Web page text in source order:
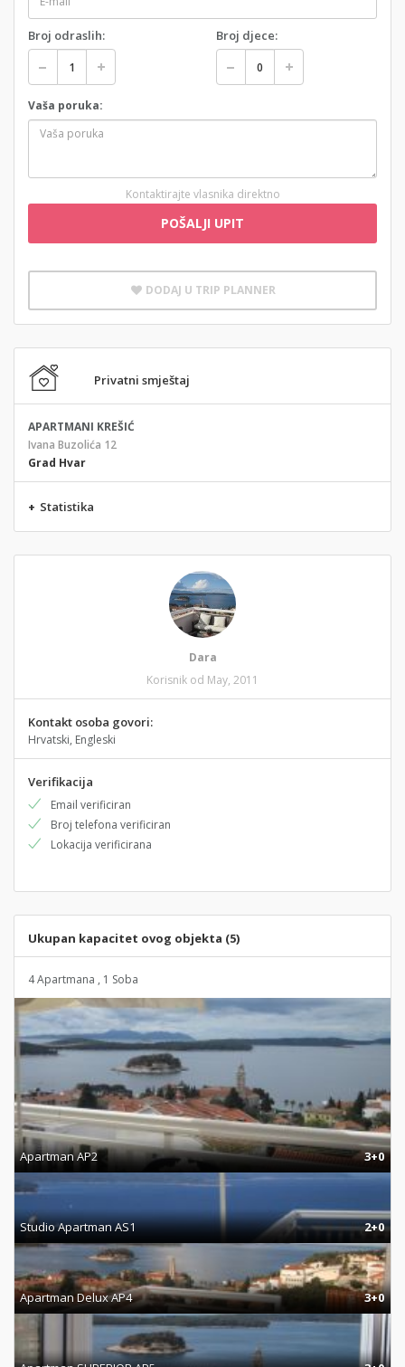
Broj odraslih: Broj djece:
Vaša poruka:
Kontaktirajte vlasnika direktno
POŠALJI UPIT
DODAJ U TRIP PLANNER
Privatni smještaj
APARTMANI KREŠIĆ
Ivana Buzolića 12
Grad Hvar
+ Statistika
Dara
Korisnik od May, 2011
Kontakt osoba govori:
Hrvatski, Engleski
Verifikacija
Email verificiran
Broj telefona verificiran
Lokacija verificirana
Ukupan kapacitet ovog objekta (5)
4 Apartmana , 1 Soba
Apartman AP2 3+0
Studio Apartman AS1 2+0
Apartman Delux AP4 3+0